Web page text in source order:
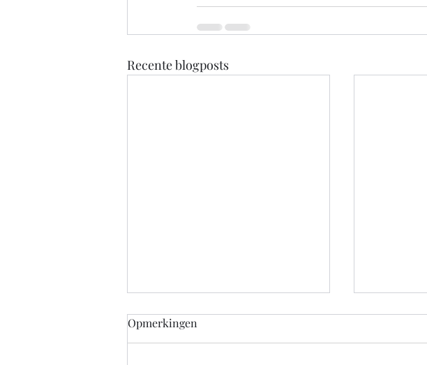
Recente blogposts
Marc de Hond stelt optredens
uit tot volgend seizoen
Opmerkingen